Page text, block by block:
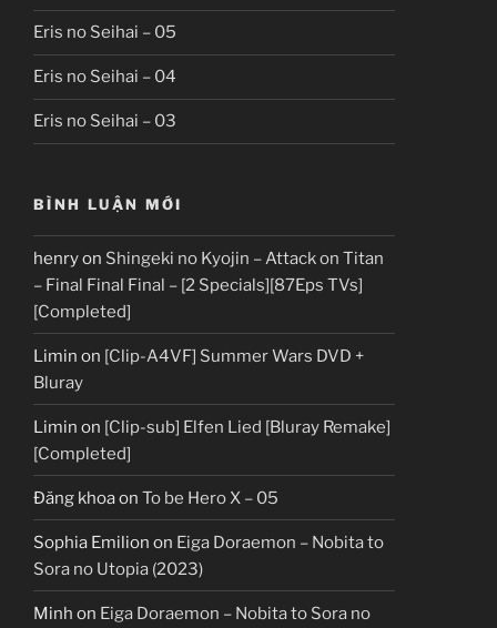
Eris no Seihai – 05
Eris no Seihai – 04
Eris no Seihai – 03
BÌNH LUẬN MỚI
henryon Shingeki no Kyojin – Attack on Titan
– Final Final Final – [2 Specials][87Eps TVs]
[Completed]
Limin on [Clip-A4VF] Summer Wars DVD +
Bluray
Limin on [Clip-sub] Elfen Lied [Bluray Remake]
[Completed]
Đăng khoaon To be Hero X – 05
Sophia Emilion on Eiga Doraemon – Nobita to
Sora no Utopia (2023)
Minh on Eiga Doraemon – Nobita to Sora no